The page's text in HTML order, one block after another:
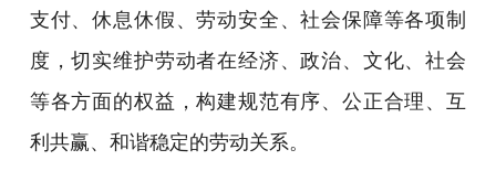
支付、休息休假、劳动安全、社会保障等各项制
度，切实维护劳动者在经济、政治、文化、社会
等各方面的权益，构建规范有序、公正合理、互
利共赢、和谐稳定的劳动关系。